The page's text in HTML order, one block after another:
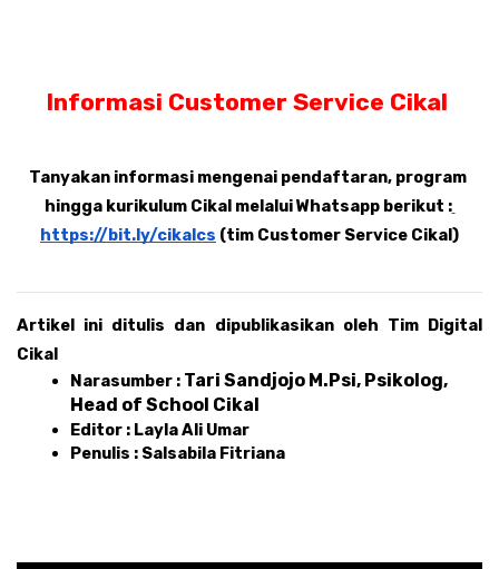
Informasi Customer Service Cikal
Tanyakan informasi mengenai pendaftaran, program
hingga kurikulum Cikal melalui Whatsapp berikut :
https://bit.ly/cikalcs (tim Customer Service Cikal)
Artikel ini ditulis dan dipublikasikan oleh Tim Digital
Cikal
Narasumber : Tari Sandjojo M.Psi, Psikolog,
Head of School Cikal
Editor : Layla Ali Umar
Penulis : Salsabila Fitriana